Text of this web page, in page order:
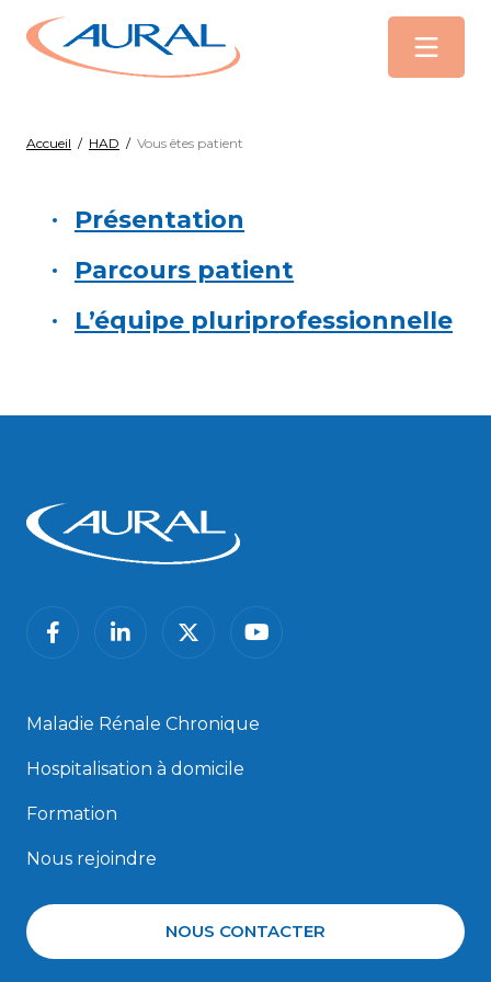
Menu
Accueil / HAD / Vous êtes patient
Présentation
Parcours patient
L’équipe pluriprofessionnelle
facebooklinkedin twitter youtube
Maladie Rénale Chronique
Hospitalisation à domicile
Formation
Nous rejoindre
NOUS CONTACTER